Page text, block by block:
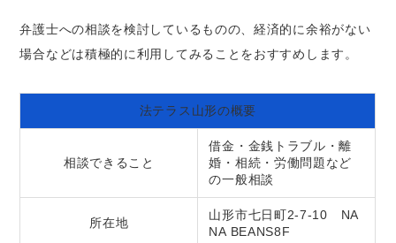
弁護士への相談を検討しているものの、経済的に余裕がない
場合などは積極的に利用してみることをおすすめします。
法テラス山形の概要
相談できること
借金・金銭トラブル・離
婚・相続・労働問題など
の一般相談
所在地
山形市七日町2-7-10 NA
NA BEANS8F